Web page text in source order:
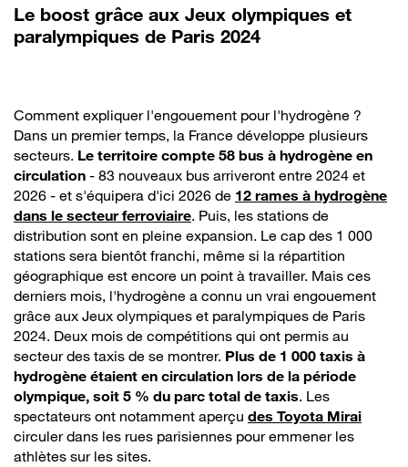
Le boost grâce aux Jeux olympiques et
paralympiques de Paris 2024
Comment expliquer l'engouement pour l'hydrogène ?
Dans un premier temps, la France développe plusieurs
secteurs. Le territoire compte 58 bus à hydrogène en
circulation - 83 nouveaux bus arriveront entre 2024 et
2026 - et s'équipera d'ici 2026 de 12 rames à hydrogène
dans le secteur ferroviaire. Puis, les stations de
distribution sont en pleine expansion. Le cap des 1 000
stations sera bientôt franchi, même si la répartition
géographique est encore un point à travailler. Mais ces
derniers mois, l'hydrogène a connu un vrai engouement
grâce aux Jeux olympiques et paralympiques de Paris
2024. Deux mois de compétitions qui ont permis au
secteur des taxis de se montrer. Plus de 1 000 taxis à
hydrogène étaient en circulation lors de la période
olympique, soit 5 % du parc total de taxis. Les
spectateurs ont notamment aperçu des Toyota Mirai
circuler dans les rues parisiennes pour emmener les
athlètes sur les sites.